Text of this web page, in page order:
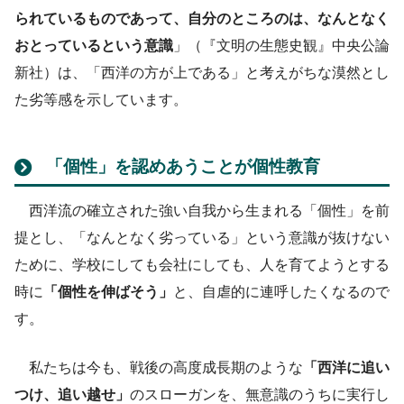
られているものであって、自分のところのは、なんとなく
おとっているという意識 」（『文明の生態史観』中央公論
新社）は、「西洋の方が上である」と考えがちな漠然とし
た劣等感を示しています。
「個性」を認めあうことが個性教育
西洋流の確立された強い自我から生まれる「個性」を前
提とし、「なんとなく劣っている」という意識が抜けない
ために、学校にしても会社にしても、人を育てようとする
時に
「個性を伸ばそう」 と、自虐的に連呼したくなるので
す。
私たちは今も、戦後の高度成長期のような 「西洋に追い
つけ、追い越せ」 のスローガンを、無意識のうちに実行し